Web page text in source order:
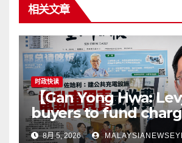
相关文章
时政快读
【Gan Yong Hwa:
buyers to fund
stations puts the cart
8月 5, 2026